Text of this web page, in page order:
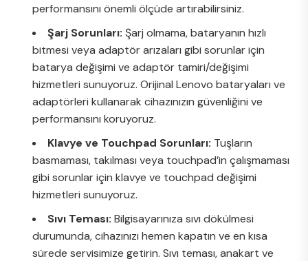
performansını önemli ölçüde artırabilirsiniz.
Şarj Sorunları: Şarj olmama, bataryanın hızlı
bitmesi veya adaptör arızaları gibi sorunlar için
batarya değişimi ve adaptör tamiri/değişimi
hizmetleri sunuyoruz. Orijinal Lenovo bataryaları ve
adaptörleri kullanarak cihazınızın güvenliğini ve
performansını koruyoruz.
Klavye ve Touchpad Sorunları: Tuşların
basmaması, takılması veya touchpad’in çalışmaması
gibi sorunlar için klavye ve touchpad değişimi
hizmetleri sunuyoruz.
Sıvı Teması: Bilgisayarınıza sıvı dökülmesi
durumunda, cihazınızı hemen kapatın ve en kısa
sürede servisimize getirin. Sıvı teması, anakart ve